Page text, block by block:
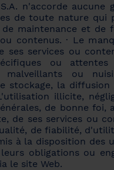
S.A. n'accorde
de toute nature qui
de maintenance et
contenus. · Le
ses services ou
ou
malveillants ou
stockage, la
illicite,
de bonne foi,
de ses services ou
de fiabilité,
à la disposition des
obligations ou
le site Web.